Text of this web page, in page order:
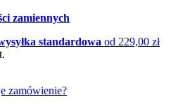
zamiennych
standardowa od 229,00 zł
zamówienie?